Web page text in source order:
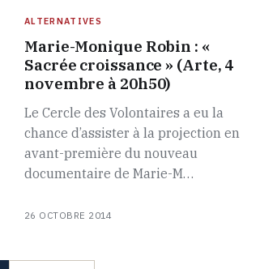
ALTERNATIVES
Marie-Monique Robin : «
Sacrée croissance » (Arte, 4
novembre à 20h50)
Le Cercle des Volontaires a eu la
chance d’assister à la projection en
avant-première du nouveau
documentaire de Marie-M…
26 OCTOBRE 2014